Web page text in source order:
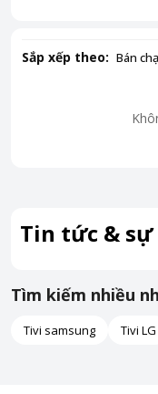
Sắp xếp theo: Bán
Tin tức &
Tìm kiếm nhiều
Tivi samsung Tivi LG